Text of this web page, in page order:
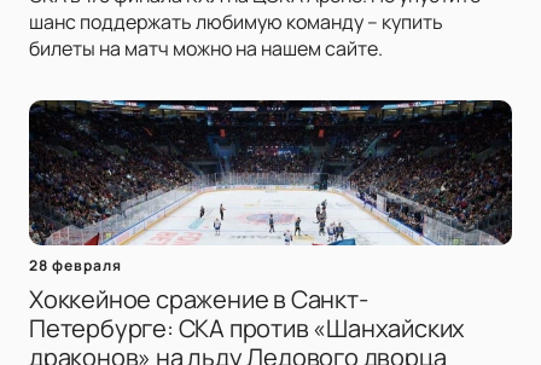
шанс поддержать любимую команду – купить
билеты на матч можно на нашем сайте.
28 февраля
Хоккейное сражение в Санкт-
Петербурге: СКА против «Шанхайских
драконов» на льду Ледового дворца